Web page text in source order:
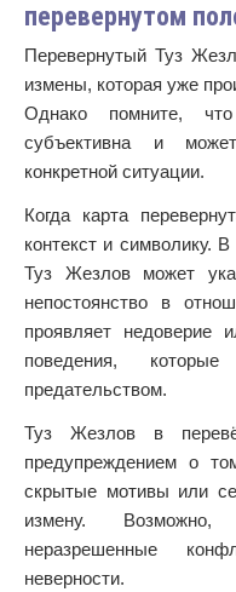
перевернутом
Перевернутый Туз
измены, которая уже
Однако помните,
субъективна и
конкретной ситуации.
Когда карта
контекст и символику.
Туз Жезлов может
непостоянство в
проявляет недоверие
поведения,
предательством.
Туз Жезлов в
предупреждением о
скрытые мотивы или
измену.
неразрешенные
неверности.